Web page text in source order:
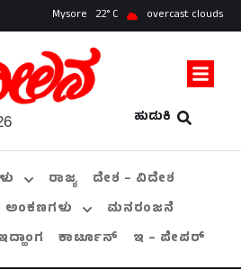
Mysore 22 overcast clouds
ಹುಡುಕಿ
ರಾಜ್ಯ
ದೇಶ – ವಿದೇಶ
ಅಂಕಣಗಳು
ಮನರಂಜನೆ
ಕಾರ್ಟೂನ್ ಇ – ಪೇಪರ್